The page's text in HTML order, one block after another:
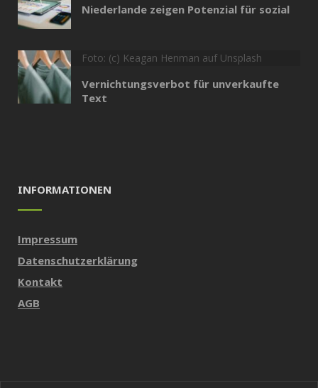
Niederlande zeigen Potenzial für sozial
Foto: (c) Keagan Henman auf Unsplash
Vernichtungsverbot für unverkaufte
Text
INFORMATIONEN
Impressum
Datenschutzerklärung
Kontakt
AGB